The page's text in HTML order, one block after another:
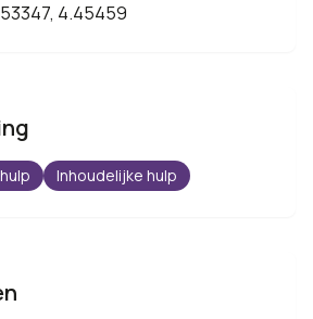
4.45459
Inhoudelijke hulp